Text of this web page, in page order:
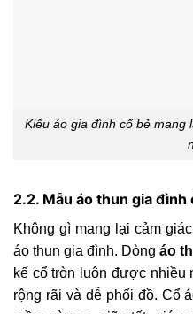
Kiểu áo gia đình cổ bẻ mang
2.2. Mẫu áo thun gia đình
Không gì mang lại cảm
áo thun gia đình. Dòng áo
kế cổ tròn luôn được nhiều
rộng rãi và dễ phối đồ. Cổ